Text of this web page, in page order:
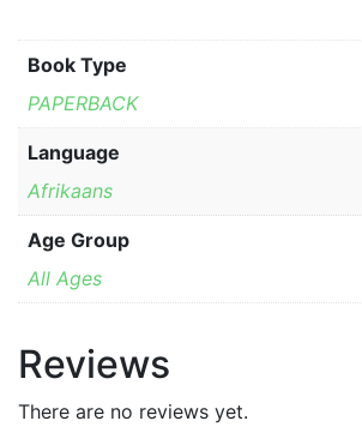
product
Book Type
PAPERBACK
Language
Afrikaans
Age Group
All Ages
Reviews
There are no reviews yet.